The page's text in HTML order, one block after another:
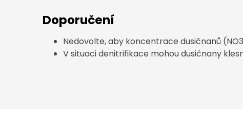
Doporučení
Nedovolte, aby koncentrace dusičnanů
V situaci denitrifikace mohou dusičnany